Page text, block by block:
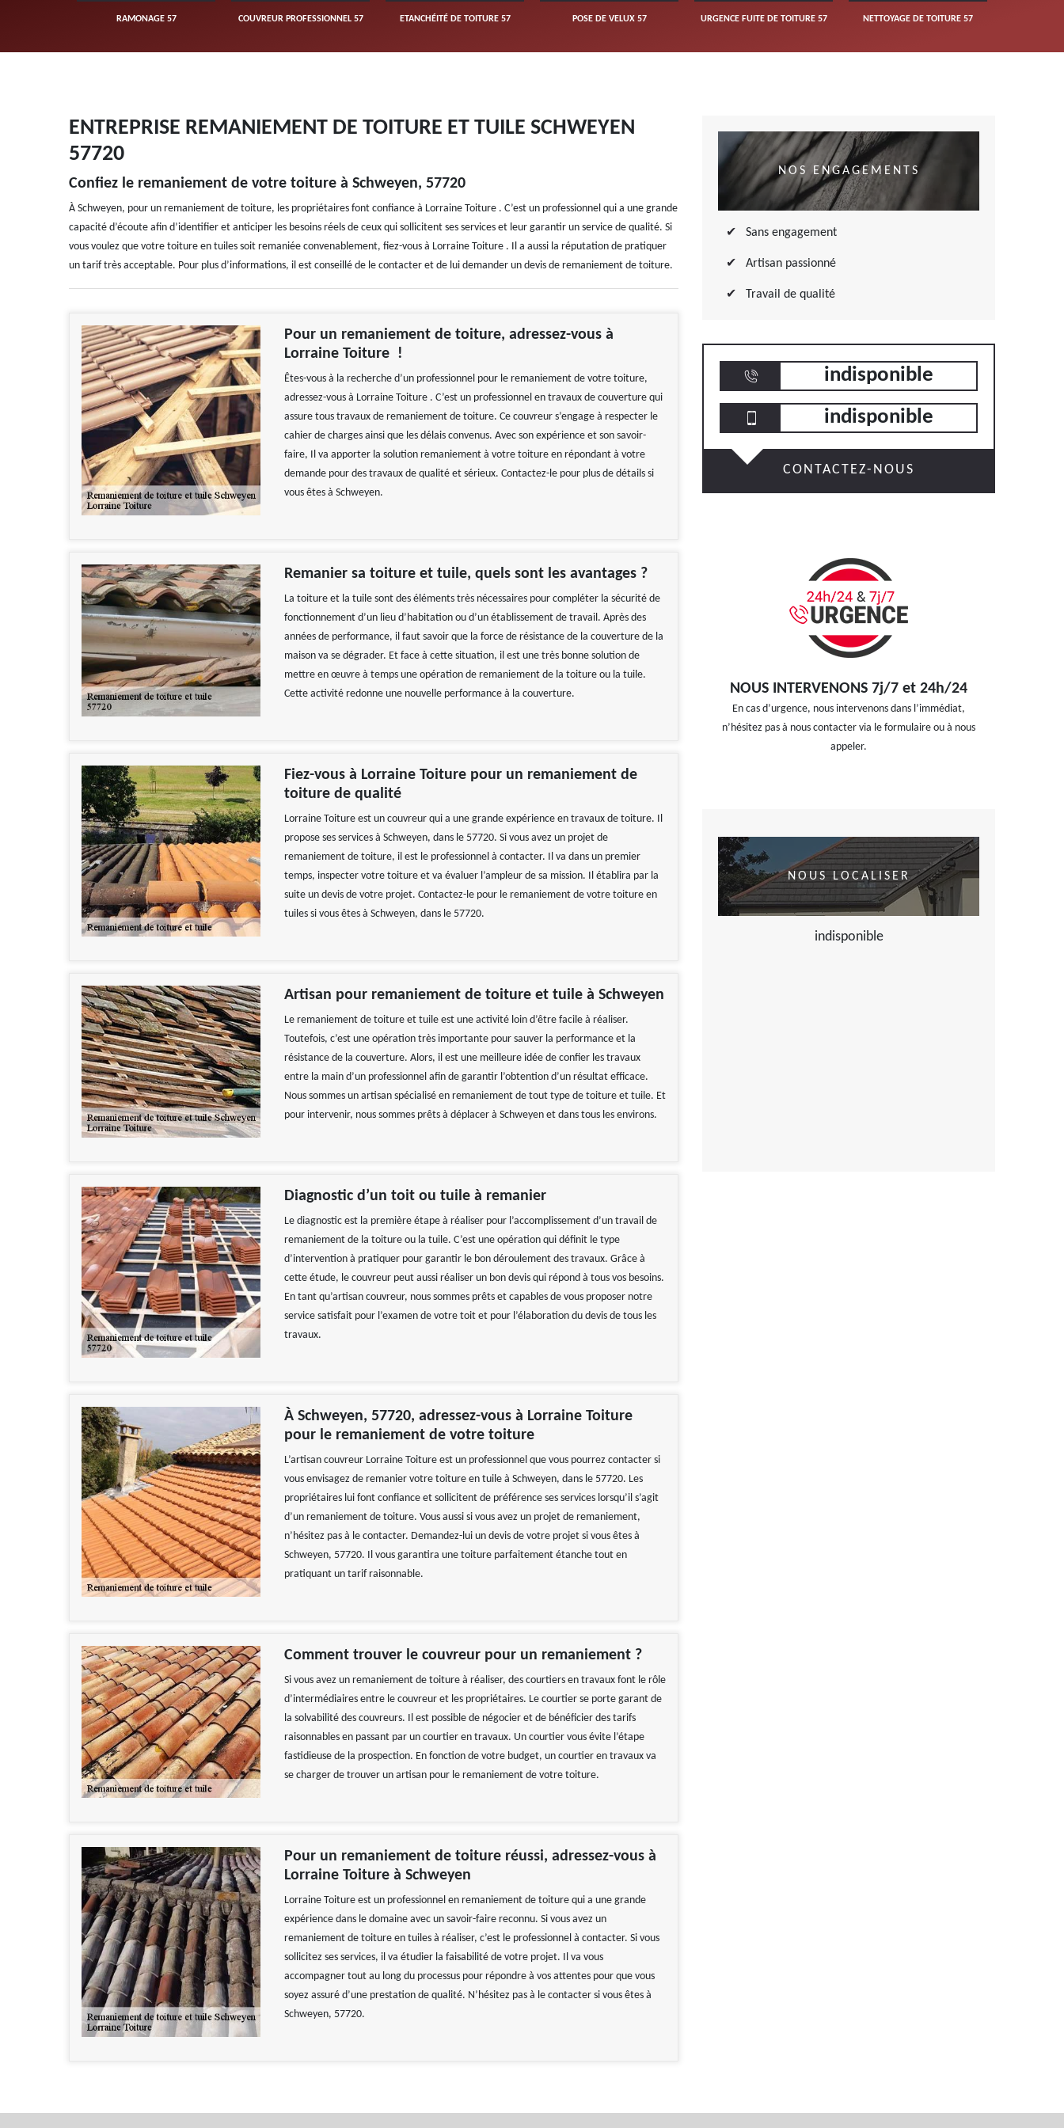
RAMONAGE 57 COUVREUR PROFESSIONNEL 57 ETANCHÉITÉ DE TOITURE 57 POSE DE VELUX 57 URGENCE FUITE DE TOITURE 57 NETTOYAGE DE TOITURE 57
ENTREPRISE REMANIEMENT DE TOITURE ET TUILE SCHWEYEN
57720
Confiez le remaniement de votre toiture à Schweyen, 57720
À Schweyen, pour un remaniement de toiture, les propriétaires font confiance à Lorraine Toiture . C’est un professionnel qui a une grande
capacité d’écoute afin d’identifier et anticiper les besoins réels de ceux qui sollicitent ses services et leur garantir un service de qualité. Si
vous voulez que votre toiture en tuiles soit remaniée convenablement, fiez-vous à Lorraine Toiture . Il a aussi la réputation de pratiquer
un tarif très acceptable. Pour plus d’informations, il est conseillé de le contacter et de lui demander un devis de remaniement de toiture.
Pour un remaniement de toiture, adressez-vous à
Lorraine Toiture !
Êtes-vous à la recherche d’un professionnel pour le remaniement de votre toiture,
adressez-vous à Lorraine Toiture . C’est un professionnel en travaux de couverture qui
assure tous travaux de remaniement de toiture. Ce couvreur s’engage à respecter le
cahier de charges ainsi que les délais convenus. Avec son expérience et son savoir-
faire, Il va apporter la solution remaniement à votre toiture en répondant à votre
demande pour des travaux de qualité et sérieux. Contactez-le pour plus de détails si
vous êtes à Schweyen.
Remanier sa toiture et tuile, quels sont les avantages ?
La toiture et la tuile sont des éléments très nécessaires pour compléter la sécurité de
fonctionnement d’un lieu d’habitation ou d’un établissement de travail. Après des
années de performance, il faut savoir que la force de résistance de la couverture de la
maison va se dégrader. Et face à cette situation, il est une très bonne solution de
mettre en œuvre à temps une opération de remaniement de la toiture ou la tuile.
Cette activité redonne une nouvelle performance à la couverture.
Fiez-vous à Lorraine Toiture pour un remaniement de
toiture de qualité
Lorraine Toiture est un couvreur qui a une grande expérience en travaux de toiture. Il
propose ses services à Schweyen, dans le 57720. Si vous avez un projet de
remaniement de toiture, il est le professionnel à contacter. Il va dans un premier
temps, inspecter votre toiture et va évaluer l’ampleur de sa mission. Il établira par la
suite un devis de votre projet. Contactez-le pour le remaniement de votre toiture en
tuiles si vous êtes à Schweyen, dans le 57720.
Artisan pour remaniement de toiture et tuile à Schweyen
Le remaniement de toiture et tuile est une activité loin d’être facile à réaliser.
Toutefois, c’est une opération très importante pour sauver la performance et la
résistance de la couverture. Alors, il est une meilleure idée de confier les travaux
entre la main d’un professionnel afin de garantir l’obtention d’un résultat efficace.
Nous sommes un artisan spécialisé en remaniement de tout type de toiture et tuile. Et
pour intervenir, nous sommes prêts à déplacer à Schweyen et dans tous les environs.
Diagnostic d’un toit ou tuile à remanier
Le diagnostic est la première étape à réaliser pour l’accomplissement d’un travail de
remaniement de la toiture ou la tuile. C’est une opération qui définit le type
d’intervention à pratiquer pour garantir le bon déroulement des travaux. Grâce à
cette étude, le couvreur peut aussi réaliser un bon devis qui répond à tous vos besoins.
En tant qu’artisan couvreur, nous sommes prêts et capables de vous proposer notre
service satisfait pour l’examen de votre toit et pour l’élaboration du devis de tous les
travaux.
À Schweyen, 57720, adressez-vous à Lorraine Toiture
pour le remaniement de votre toiture
L’artisan couvreur Lorraine Toiture est un professionnel que vous pourrez contacter si
vous envisagez de remanier votre toiture en tuile à Schweyen, dans le 57720. Les
propriétaires lui font confiance et sollicitent de préférence ses services lorsqu’il s’agit
d’un remaniement de toiture. Vous aussi si vous avez un projet de remaniement,
n’hésitez pas à le contacter. Demandez-lui un devis de votre projet si vous êtes à
Schweyen, 57720. Il vous garantira une toiture parfaitement étanche tout en
pratiquant un tarif raisonnable.
Comment trouver le couvreur pour un remaniement ?
Si vous avez un remaniement de toiture à réaliser, des courtiers en travaux font le rôle
d’intermédiaires entre le couvreur et les propriétaires. Le courtier se porte garant de
la solvabilité des couvreurs. Il est possible de négocier et de bénéficier des tarifs
raisonnables en passant par un courtier en travaux. Un courtier vous évite l’étape
fastidieuse de la prospection. En fonction de votre budget, un courtier en travaux va
se charger de trouver un artisan pour le remaniement de votre toiture.
Pour un remaniement de toiture réussi, adressez-vous à
Lorraine Toiture à Schweyen
Lorraine Toiture est un professionnel en remaniement de toiture qui a une grande
expérience dans le domaine avec un savoir-faire reconnu. Si vous avez un
remaniement de toiture en tuiles à réaliser, c’est le professionnel à contacter. Si vous
sollicitez ses services, il va étudier la faisabilité de votre projet. Il va vous
accompagner tout au long du processus pour répondre à vos attentes pour que vous
soyez assuré d’une prestation de qualité. N’hésitez pas à le contacter si vous êtes à
Schweyen, 57720.
NOS ENGAGEMENTS
Sans engagement
Artisan passionné
Travail de qualité
indisponible
indisponible
CONTACTEZ-NOUS
NOUS INTERVENONS 7j/7 et 24h/24
En cas d’urgence, nous intervenons dans l’immédiat,
n’hésitez pas à nous contacter via le formulaire ou à nous
appeler.
NOUS LOCALISER
indisponible